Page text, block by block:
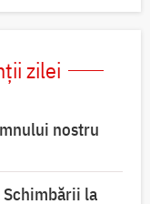
zilei
nostru
Schimbării la